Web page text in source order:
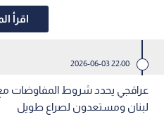
اقرأ
22:00 2026-06-03
عراقجي يحدد شروط المفاوضات
لبنان ومستعدون لصراع طويل